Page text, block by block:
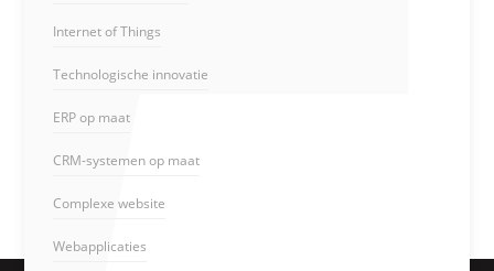
Internet of Things
Technologische innovatie
ERP op maat
CRM-systemen op maat
Complexe website
Webapplicaties